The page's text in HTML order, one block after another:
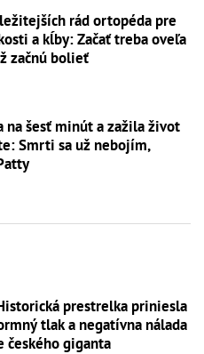
rád ortopéda pre
a kĺby: Začať treba oveľa
začnú bolieť
na šesť minút a zažila život
Smrti sa už nebojím,
prestrelka priniesla
tlak a negatívna nálada
českého giganta